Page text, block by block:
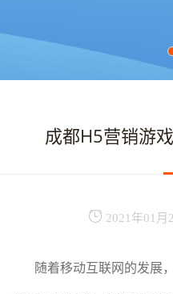
成都H5营销游
2021年01月
随着移动互联网的发展